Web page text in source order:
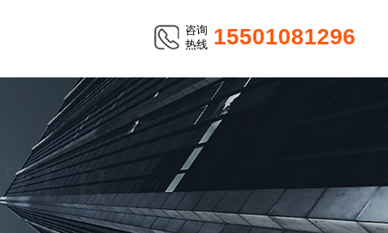
咨询
热线 15501081296